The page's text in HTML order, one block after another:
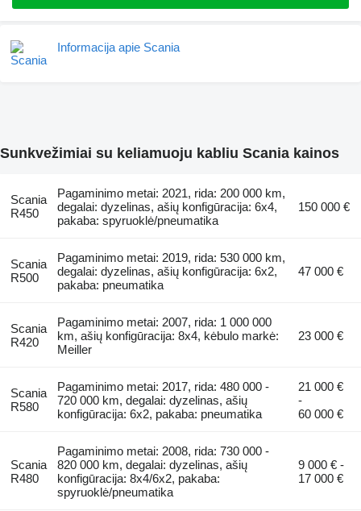
Informacija apie Scania
Sunkvežimiai su keliamuoju kabliu Scania kainos
Scania
R450
Pagaminimo metai: 2021, rida: 200 000 km,
degalai: dyzelinas, ašių konfigūracija: 6x4,
pakaba: spyruoklė/pneumatika
150 000 €
Scania
R500
Pagaminimo metai: 2019, rida: 530 000 km,
degalai: dyzelinas, ašių konfigūracija: 6x2,
pakaba: pneumatika
47 000 €
Scania
R420
Pagaminimo metai: 2007, rida: 1 000 000
km, ašių konfigūracija: 8x4, kėbulo markė:
Meiller
23 000 €
Scania
R580
Pagaminimo metai: 2017, rida: 480 000 -
720 000 km, degalai: dyzelinas, ašių
konfigūracija: 6x2, pakaba: pneumatika
21 000 €
-
60 000 €
Scania
R480
Pagaminimo metai: 2008, rida: 730 000 -
820 000 km, degalai: dyzelinas, ašių
konfigūracija: 8x4/6x2, pakaba:
spyruoklė/pneumatika
9 000 € -
17 000 €